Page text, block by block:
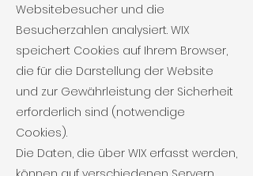
Websitebesucher und die
Besucherzahlen analysiert. WIX
speichert Cookies auf Ihrem Browser,
die für die Darstellung der Website
und zur Gewährleistung der Sicherheit
erforderlich sind (notwendige
Cookies).
Die Daten, die über WIX erfasst werden,